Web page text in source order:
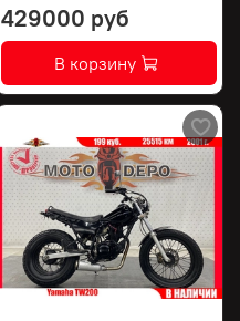
429000 руб
В корзину